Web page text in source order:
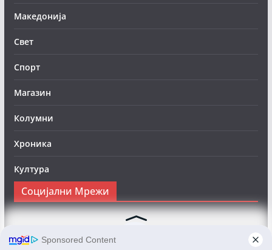
Македонија
Свет
Спорт
Магазин
Колумни
Хроника
Култура
Социјални Мрежи